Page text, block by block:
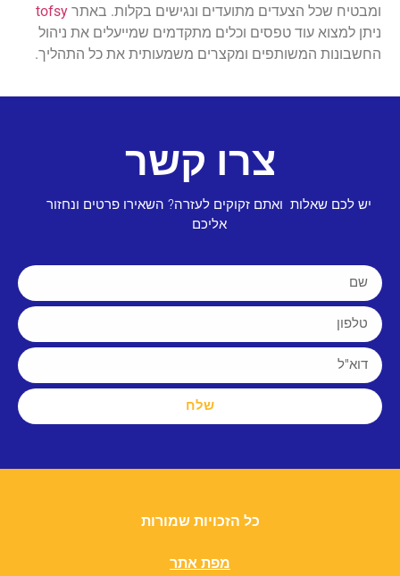
ומבטיח שכל הצעדים מתועדים ונגישים בקלות. באתר
tofsy
ניתן למצוא עוד טפסים וכלים מתקדמים שמייעלים את ניהול
החשבונות המשותפים ומקצרים משמעותית את כל התהליך.
צרו קשר
יש לכם שאלות ואתם זקוקים לעזרה? השאירו פרטים ונחזור
אליכם
שלח
כל הזכויות שמורות
מפת אתר